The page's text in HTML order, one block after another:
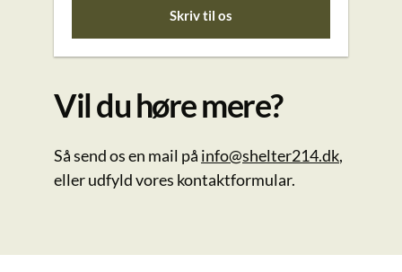
Vil du høre mere?
Så send os en mail på info@shelter214.dk,
eller udfyld vores kontaktformular.